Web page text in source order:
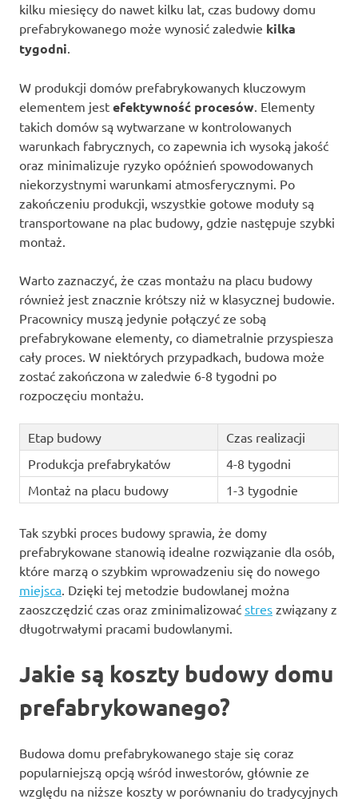
kilku miesięcy do nawet kilku lat, czas budowy domu
prefabrykowanego może wynosić zaledwie kilka
tygodni.
W produkcji domów prefabrykowanych kluczowym
elementem jest efektywność procesów. Elementy
takich domów są wytwarzane w kontrolowanych
warunkach fabrycznych, co zapewnia ich wysoką jakość
oraz minimalizuje ryzyko opóźnień spowodowanych
niekorzystnymi warunkami atmosferycznymi. Po
zakończeniu produkcji, wszystkie gotowe moduły są
transportowane na plac budowy, gdzie następuje szybki
montaż.
Warto zaznaczyć, że czas montażu na placu budowy
również jest znacznie krótszy niż w klasycznej budowie.
Pracownicy muszą jedynie połączyć ze sobą
prefabrykowane elementy, co diametralnie przyspiesza
cały proces. W niektórych przypadkach, budowa może
zostać zakończona w zaledwie 6-8 tygodni po
rozpoczęciu montażu.
Etap budowy
Czas realizacji
Produkcja prefabrykatów
4-8 tygodni
Montaż na placu budowy
1-3 tygodnie
Tak szybki proces budowy sprawia, że domy
prefabrykowane stanowią idealne rozwiązanie dla osób,
które marzą o szybkim wprowadzeniu się do nowego
miejsca. Dzięki tej metodzie budowlanej można
zaoszczędzić czas oraz zminimalizować stres związany z
długotrwałymi pracami budowlanymi.
Jakie są koszty budowy domu
prefabrykowanego?
Budowa domu prefabrykowanego staje się coraz
popularniejszą opcją wśród inwestorów, głównie ze
względu na niższe koszty w porównaniu do tradycyjnych